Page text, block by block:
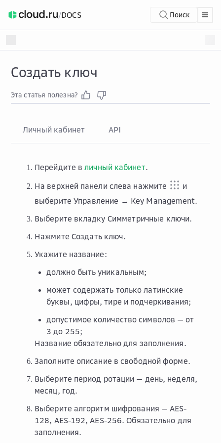
/DOCS Поиск
Создать ключ
Эта статья полезна?
Личный кабинет API
Перейдите вличный кабинет.
На верхней панели слева нажмите
и
выберите Управление → Key Management.
Выберите вкладку Симметричные ключи.
Нажмите Создать ключ.
Укажите название:
должно быть уникальным;
может содержать только латинские
буквы, цифры, тире и подчеркивания;
допустимое количество символов — от
3 до 255;
Название обязательно для заполнения.
Заполните описание в свободной форме.
Выберите период ротации — день, неделя,
месяц, год.
Выберите алгоритм шифрования — AES-
128, AES-192, AES-256. Обязательно для
заполнения.